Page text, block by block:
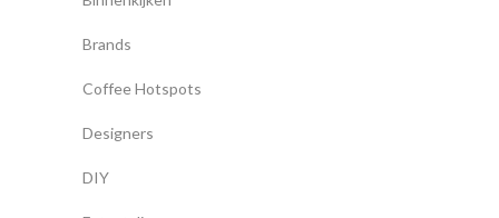
Brands
Coffee Hotspots
Designers
DIY